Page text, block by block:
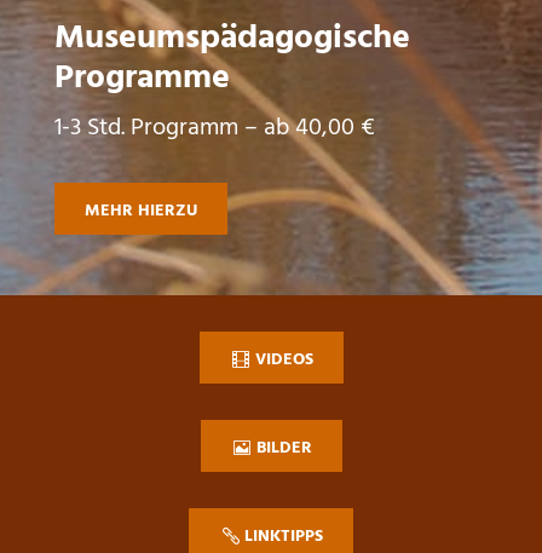
Museumspädagogische
Programme
1-3 Std. Programm – ab 40,00 €
MEHR HIERZU
VIDEOS
BILDER
LINKTIPPS